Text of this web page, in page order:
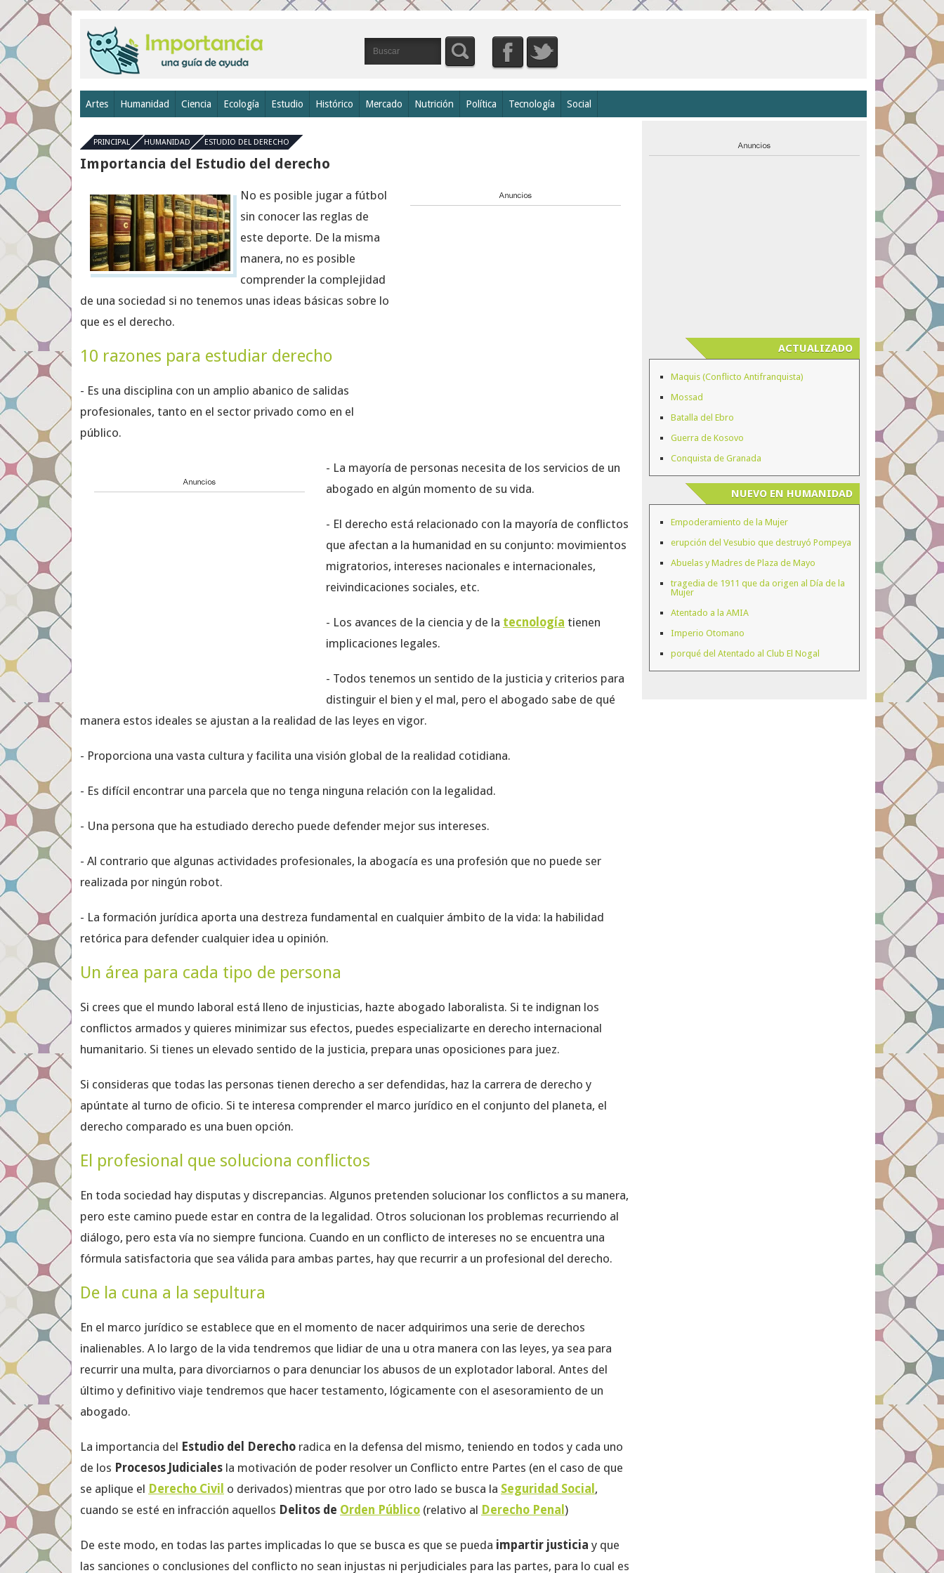
Artes Humanidad Ciencia Ecología Estudio Histórico Mercado Nutrición Política Tecnología Social
PRINCIPAL HUMANIDAD ESTUDIO DEL DERECHO
Importancia del Estudio del derecho
No es posible jugar a fútbol
sin conocer las reglas de
este deporte. De la misma
manera, no es posible
comprender la complejidad
de una sociedad si no tenemos unas ideas básicas sobre lo
que es el derecho.
10 razones para estudiar derecho
- Es una disciplina con un amplio abanico de salidas
profesionales, tanto en el sector privado como en el
público.
- La mayoría de personas necesita de los servicios de un
abogado en algún momento de su vida.
- El derecho está relacionado con la mayoría de conflictos
que afectan a la humanidad en su conjunto: movimientos
migratorios, intereses nacionales e internacionales,
reivindicaciones sociales, etc.
- Los avances de la ciencia y de la tecnología tienen
implicaciones legales.
- Todos tenemos un sentido de la justicia y criterios para
distinguir el bien y el mal, pero el abogado sabe de qué
manera estos ideales se ajustan a la realidad de las leyes en vigor.
- Proporciona una vasta cultura y facilita una visión global de la realidad cotidiana.
- Es difícil encontrar una parcela que no tenga ninguna relación con la legalidad.
- Una persona que ha estudiado derecho puede defender mejor sus intereses.
- Al contrario que algunas actividades profesionales, la abogacía es una profesión que no puede ser
realizada por ningún robot.
- La formación jurídica aporta una destreza fundamental en cualquier ámbito de la vida: la habilidad
retórica para defender cualquier idea u opinión.
Un área para cada tipo de persona
Si crees que el mundo laboral está lleno de injusticias, hazte abogado laboralista. Si te indignan los
conflictos armados y quieres minimizar sus efectos, puedes especializarte en derecho internacional
humanitario. Si tienes un elevado sentido de la justicia, prepara unas oposiciones para juez.
Si consideras que todas las personas tienen derecho a ser defendidas, haz la carrera de derecho y
apúntate al turno de oficio. Si te interesa comprender el marco jurídico en el conjunto del planeta, el
derecho comparado es una buen opción.
El profesional que soluciona conflictos
En toda sociedad hay disputas y discrepancias. Algunos pretenden solucionar los conflictos a su manera,
pero este camino puede estar en contra de la legalidad. Otros solucionan los problemas recurriendo al
diálogo, pero esta vía no siempre funciona. Cuando en un conflicto de intereses no se encuentra una
fórmula satisfactoria que sea válida para ambas partes, hay que recurrir a un profesional del derecho.
De la cuna a la sepultura
En el marco jurídico se establece que en el momento de nacer adquirimos una serie de derechos
inalienables. A lo largo de la vida tendremos que lidiar de una u otra manera con las leyes, ya sea para
recurrir una multa, para divorciarnos o para denunciar los abusos de un explotador laboral. Antes del
último y definitivo viaje tendremos que hacer testamento, lógicamente con el asesoramiento de un
abogado.
La importancia del Estudio del Derecho radica en la defensa del mismo, teniendo en todos y cada uno
de los Procesos Judiciales la motivación de poder resolver un Conflicto entre Partes (en el caso de que
se aplique el Derecho Civil o derivados) mientras que por otro lado se busca la Seguridad Social ,
cuando se esté en infracción aquellos Delitos de Orden Público (relativo al Derecho Penal )
De este modo, en todas las partes implicadas lo que se busca es que se pueda impartir justicia y que
las sanciones o conclusiones del conflicto no sean injustas ni perjudiciales para las partes, para lo cual es
ACTUALIZADO
Maquis (Conflicto Antifranquista)
Mossad
Batalla del Ebro
Guerra de Kosovo
Conquista de Granada
NUEVO EN HUMANIDAD
Empoderamiento de la Mujer
erupción del Vesubio que destruyó Pompeya
Abuelas y Madres de Plaza de Mayo
tragedia de 1911 que da origen al Día de la
Mujer
Atentado a la AMIA
Imperio Otomano
porqué del Atentado al Club El Nogal